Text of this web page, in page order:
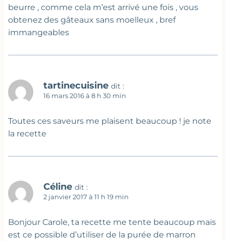
beurre , comme cela m’est arrivé une fois , vous
obtenez des gâteaux sans moelleux , bref
immangeables
tartinecuisine dit :
16 mars 2016 à 8 h 30 min
Toutes ces saveurs me plaisent beaucoup ! je note
la recette
Céline dit :
2 janvier 2017 à 11 h 19 min
Bonjour Carole, ta recette me tente beaucoup mais
est ce possible d’utiliser de la purée de marron